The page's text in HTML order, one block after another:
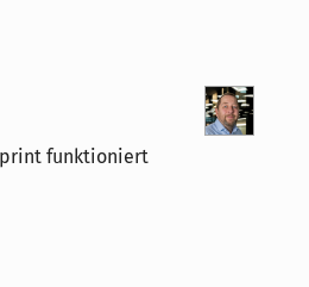
print funktioniert